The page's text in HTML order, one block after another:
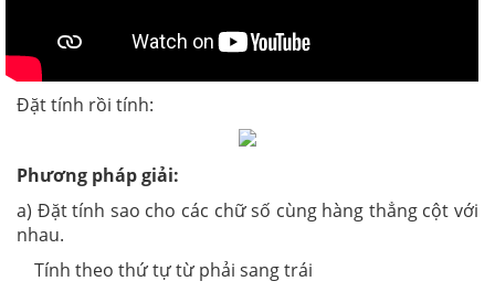
Đặt tính rồi tính:
Phương pháp giải:
a) Đặt tính sao cho các chữ số cùng hàng thẳng cột với
nhau.
Tính theo thứ tự từ phải sang trái